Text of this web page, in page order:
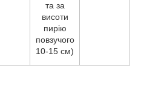
та за
висоти
пирію
повзучого
10-15 см)